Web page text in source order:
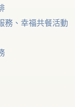
務、幸福共餐活動